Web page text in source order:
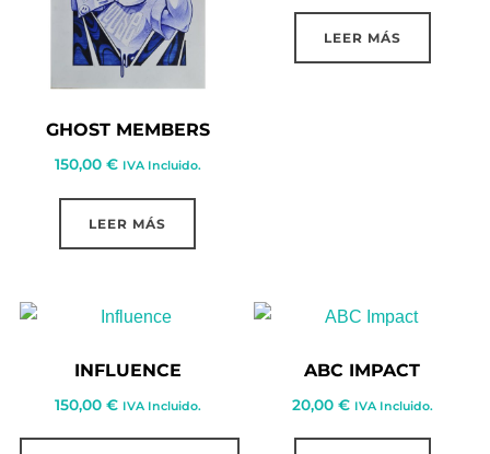
GHOST MEMBERS
150,00 € IVA Incluido.
LEER MÁS
LEER MÁS
INFLUENCE
150,00 € IVA Incluido.
ABC IMPACT
20,00 € IVA Incluido.